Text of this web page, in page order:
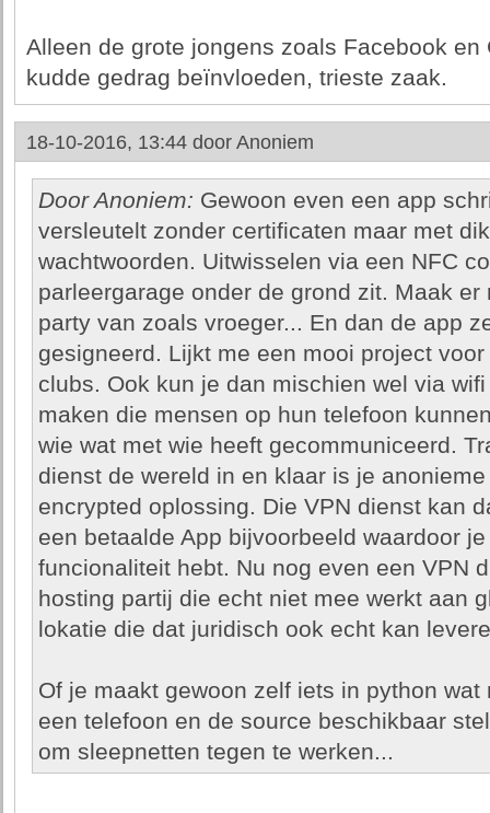
Alleen de grote jongens zoals Facebook
kudde gedrag beïnvloeden, trieste zaak.
18-10-2016, 13:44 door Anoniem
Door Anoniem: Gewoon even een app
versleutelt zonder certificaten maar met
wachtwoorden. Uitwisselen via een NFC
parleergarage onder de grond zit. Maak
party van zoals vroeger... En dan de app
gesigneerd. Lijkt me een mooi project
clubs. Ook kun je dan mischien wel via
maken die mensen op hun telefoon
wie wat met wie heeft gecommuniceerd.
dienst de wereld in en klaar is je
encrypted oplossing. Die VPN dienst kan
een betaalde App bijvoorbeeld waardoor
funcionaliteit hebt. Nu nog even een VPN
hosting partij die echt niet mee werkt aan
lokatie die dat juridisch ook echt kan
Of je maakt gewoon zelf iets in python
een telefoon en de source beschikbaar
om sleepnetten tegen te werken...